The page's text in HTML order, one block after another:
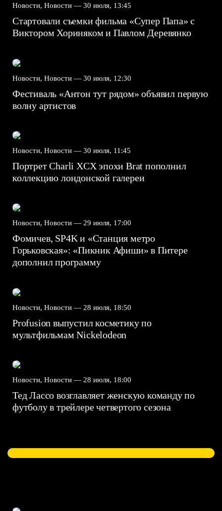
Новости, Новости — 30 июля, 13:45
Стартовали съемки фильма «Супер Папа» с
Виктором Хориняком и Павлом Деревянко
Новости, Новости — 30 июля, 12:30
Фестиваль «Антон тут рядом» объявил первую
волну артистов
Новости, Новости — 30 июля, 11:45
Портрет Charli XCX эпохи Brat пополнил
коллекцию лондонской галереи
Новости, Новости — 29 июля, 17:00
Фомичев, SP4K и «Станция метро
Горьковская»: «Пикник Афиши» в Питере
дополнил программу
Новости, Новости — 28 июля, 18:50
Profusion выпустил косметику по
мультфильмам Nickelodeon
Новости, Новости — 28 июля, 18:00
Тед Лассо возглавляет женскую команду по
футболу в трейлере четвертого сезона